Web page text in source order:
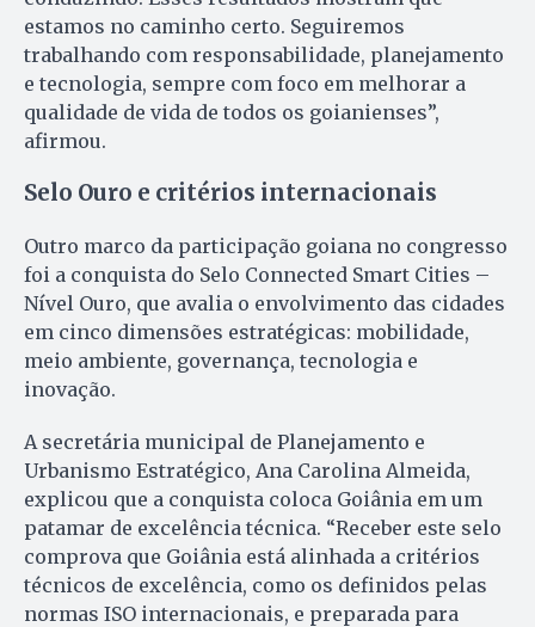
estamos no caminho certo. Seguiremos
trabalhando com responsabilidade, planejamento
e tecnologia, sempre com foco em melhorar a
qualidade de vida de todos os goianienses”,
afirmou.
Selo Ouro e critérios internacionais
Outro marco da participação goiana no congresso
foi a conquista do Selo Connected Smart Cities –
Nível Ouro, que avalia o envolvimento das cidades
em cinco dimensões estratégicas: mobilidade,
meio ambiente, governança, tecnologia e
inovação.
A secretária municipal de Planejamento e
Urbanismo Estratégico, Ana Carolina Almeida,
explicou que a conquista coloca Goiânia em um
patamar de excelência técnica. “Receber este selo
comprova que Goiânia está alinhada a critérios
técnicos de excelência, como os definidos pelas
normas ISO internacionais, e preparada para